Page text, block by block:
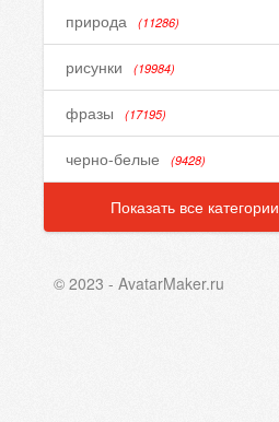
природа (11286)
рисунки (19984)
фразы (17195)
черно-белые (9428)
Показать все категории
© 2023 - AvatarMaker.ru